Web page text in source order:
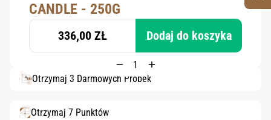
CANDLE - 250G
336,00 ZŁ Dodaj do koszyka
Otrzymaj 3 Darmowych Próbek
Otrzymaj 7 Punktów